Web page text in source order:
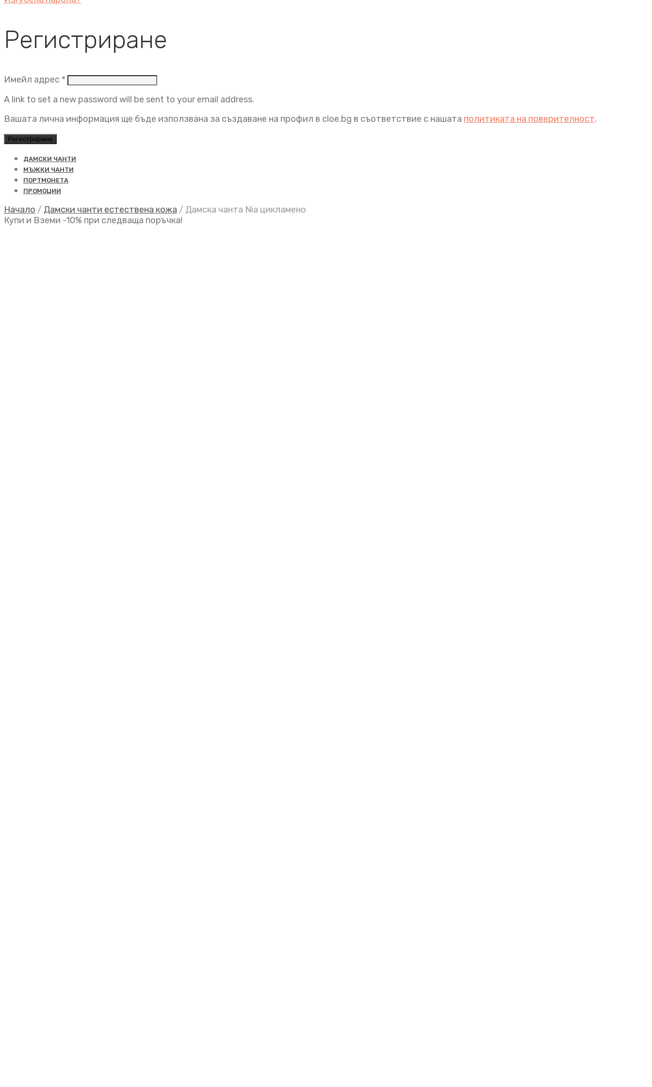
Регистриране
Имейл адрес * Задължително
A link to set a new password will be sent to your email address.
Вашата лична информация ще бъде използвана за създаване на профил в cloe.bg в съответствие с нашата политиката на поверителност.
Регистриране
ДАМСКИ ЧАНТИ
МЪЖКИ ЧАНТИ
ПОРТМОНЕТА
ПРОМОЦИИ
Начало / Дамски чанти естествена кожа / Дамска чанта Nia цикламено
Купи и Вземи -10% при следваща поръчка!